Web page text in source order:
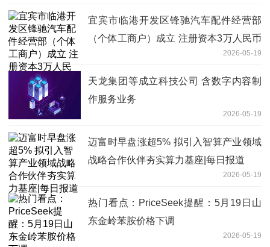
宜宾市临港开发区锋驰汽车配件经营部
（个体工商户）成立 注册资本3万人民币
2026-05-19
天龙集团等成立科技公司 含数字内容制
作服务业务
2026-05-19
迈富时早盘涨超5% 拟引入智算产业领域
战略合作伙伴夯实算力基座|每日报道
2026-05-19
热门看点：PriceSeek提醒：5月19日山
东金岭苯胺价格下调
2026-05-19